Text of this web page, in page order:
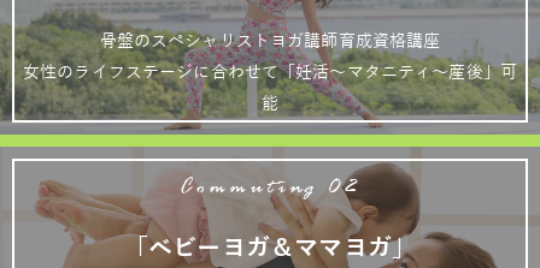
骨盤のスペシャリストヨガ講師育成資格講座
女性のライフステージに合わせて「妊活～マタニティ～産後」可
能
Commuting 02
「ベビーヨガ＆ママヨガ」